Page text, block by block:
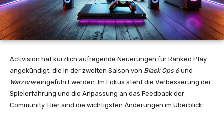
Activision hat kürzlich aufregende Neuerungen für Ranked Play
angekündigt, die in der zweiten Saison von Black Ops 6und
Warzoneeingeführt werden. Im Fokus steht die Verbesserung der
Spielerfahrung und die Anpassung an das Feedback der
Community. Hier sind die wichtigsten Änderungen im Überblick: